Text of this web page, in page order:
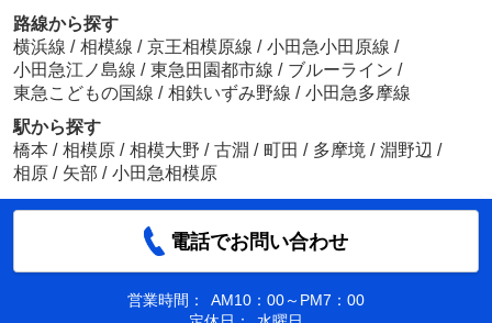
路線から探す
横浜線 / 相模線 / 京王相模原線 / 小田急小田原線 /
小田急江ノ島線 / 東急田園都市線 / ブルーライン /
東急こどもの国線 / 相鉄いずみ野線 / 小田急多摩線
駅から探す
橋本 / 相模原 / 相模大野 / 古淵 / 町田 / 多摩境 / 淵野辺 /
相原 / 矢部 / 小田急相模原
電話でお問い合わせ
営業時間：
AM10：00～PM7：00